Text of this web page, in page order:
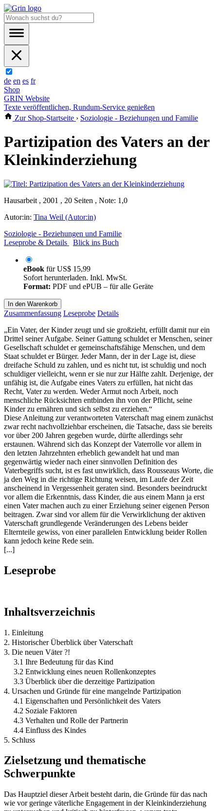
de en es fr
Shop
GRIN Website
Texte veröffentlichen, Rundum-Service genießen
Zur Shop-Startseite › Soziologie - Beziehungen und Familie
Partizipation des Vaters an der
Kleinkinderziehung
Hausarbeit , 2001 , 20 Seiten , Note: 1,0
Autor:in: Tina Weil (Autor:in)
Soziologie - Beziehungen und Familie
Leseprobe & Details
Blick ins Buch
eBook fürUS$ 15,99
Sofort herunterladen. Inkl. MwSt.
Format: PDF und ePUB – für alle Geräte
In den Warenkorb
Zusammenfassung Leseprobe Details
„Ein Vater, der Kinder zeugt und sie großzieht, erfüllt damit nur ein
Drittel seiner Aufgabe. Seiner Gattung schuldet er Menschen, seiner
Gesellschaft schuldet er gemeinschaftsfähige Menschen, und dem
Staat schuldet er Bürger. Jeder Mann, der in der Lage ist, diese
dreifache Schuld zu zahlen, und es nicht tut, ist schuldig und noch
schuldiger vielleicht, wenn er sie nur zur Hälfte zahlt. Derjenige, der
unfähig ist, die Aufgabe eines Vaters zu erfüllen, hat nicht das
Recht, Vater zu werden. Weder Armut noch Arbeit, noch
menschliche Rücksichten entbinden ihn von der Pflicht, seine
Kinder zu ernähren und sich selbst zu erziehen.“
Diese Anleitung zur verantworteten Vaterschaft mag einem zunächst
zwar recht nachvollziehbar erscheinen, die Tatsache, dass sie bereits
vor über 200 Jahren gegeben wurde, dürfte allerdings sehr
erstaunen. Während sich das Konzept der Vaterrolle vor allem in
den letzten Jahrzehnten erheblich gewandelt hat und man
gegenwärtig wieder nach einer sinnvollen Definition des
Vaterbegriffs sucht, ist es fast unwirklich, dass Rousseaus Worte, die
ja den Weg in die richtige Richtung weisen, im Laufe der Zeit
anscheinend in Vergessenheit geraten sind. Besonders beeindruckt
vor allem die Erkenntnis, dass Kinder, die aus einem Mann ja erst
einen Vater machen auch zu einer Erziehung seiner eigenen Person
beitragen. Zwar sind vor allem für die Verwirklichung der aktiven
Vaterschaft grundlegende Veränderungen des Lebens beider
Elternteile gewiss, von einer parallelen Entwicklung beider Rollen
kann jedoch keine Rede sein.
[...]
Leseprobe
Inhaltsverzeichnis
1. Einleitung
2. Historischer Überblick über Vaterschaft
3. Die neuen Väter ?!
3.1 Ihre Bedeutung für das Kind
3.2 Entwicklung eines neuen Rollenkonzeptes
3.3 Überblick über die derzeitige Partizipation
4. Ursachen und Gründe für eine mangelnde Partizipation
4.1 Eigenschaften und Persönlichkeit des Vaters
4.2 Soziale Faktoren
4.3 Verhalten und Rolle der Partnerin
4.4 Einfluss des Kindes
5. Schluss
Zielsetzung und thematische
Schwerpunkte
Das Hauptziel dieser Arbeit besteht darin, die Gründe für das nach
wie vor geringe väterliche Engagement in der Kleinkinderziehung